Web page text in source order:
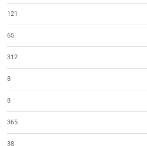
121
65
312
8
8
365